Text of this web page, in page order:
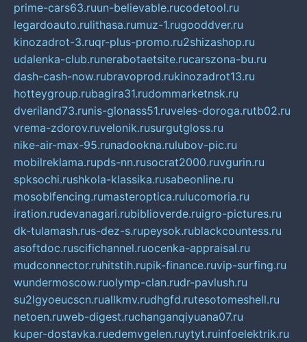
prime-cars63.ruun-believable.rucodetool.ru
legardoauto.rulithasa.rumuz-1.rugooddver.ru
kinozadrot-3.ruqr-plus-promo.ru2shizashop.ru
udalenka-club.runerabotaetsite.rucarszona-bu.ru
dash-cash-now.rubravoprod.rukinozadrot13.ru
hotteygroup.rubagira31.rudommarketnsk.ru
dveriland73.runis-glonass51.ruveles-doroga.rutb02.ru
vrema-zdorov.ruvelonik.rusurgutgloss.ru
nike-air-max-95.runadookna.rulubov-pic.ru
mobilreklama.rupds-nn.rusocrat2000.ruvgurin.ru
spksochi.rushkola-klassika.rusabeonline.ru
mosoblfencing.rumasteroptica.rulucomoria.ru
iration.rudevanagari.rubiblioverde.ruigro-pictures.ru
dk-tulamash.rus-dez-s.rupeysok.rublackcountess.ru
asoftdoc.ruscifichannel.ruocenka-appraisal.ru
mudconnector.ruhitstih.rupik-finance.ruvip-surfing.ru
wundermoscow.ruolymp-clan.rudr-pavlush.ru
su2lgyoeucscn.ruallkmv.rudhgfd.rutesotomeshell.ru
netoen.ruweb-digest.ruchanganqiyuana07.ru
kuper-dostavka.ruedemvgelen.ruytyt.ruinfoelektrik.ru